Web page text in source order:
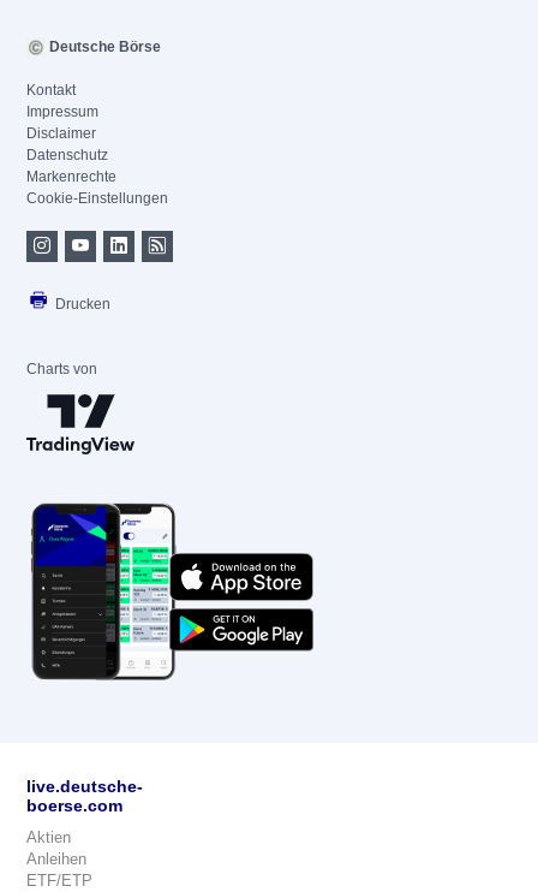
Deutsche Börse
Kontakt
Impressum
Disclaimer
Datenschutz
Markenrechte
Cookie-Einstellungen
Drucken
Charts von
live.deutsche-
boerse.com
Aktien
Anleihen
ETF/ETP